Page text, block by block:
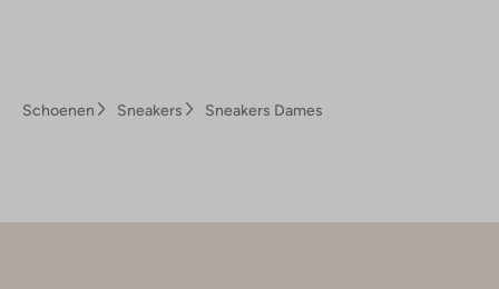
Schoenen Sneakers Sneakers Dames